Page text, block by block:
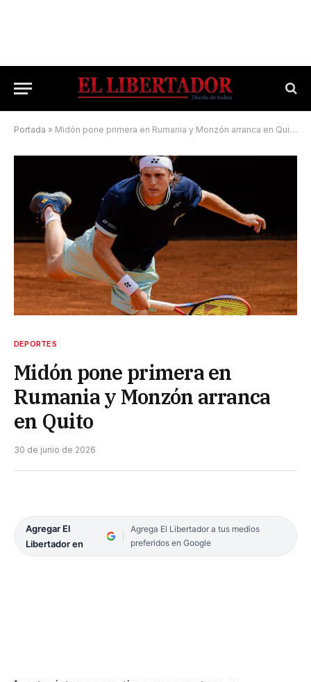
Portada » Midón pone primera en Rumania y Monzón arranca en Quito
DEPORTES
Midón pone primera en
Rumania y Monzón arranca
en Quito
30 de junio de 2026
Agregar El
Libertador en
Agrega El Libertador a tus medios
preferidos en Google